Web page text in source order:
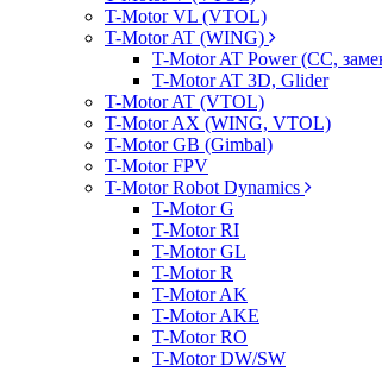
T-Motor VL (VTOL)
T-Motor AT (WING)
T-Motor AT Power (CC,
T-Motor AT 3D, Glider
T-Motor AT (VTOL)
T-Motor AX (WING, VTOL)
T-Motor GB (Gimbal)
T-Motor FPV
T-Motor Robot Dynamics
T-Motor G
T-Motor RI
T-Motor GL
T-Motor R
T-Motor AK
T-Motor AKE
T-Motor RO
T-Motor DW/SW